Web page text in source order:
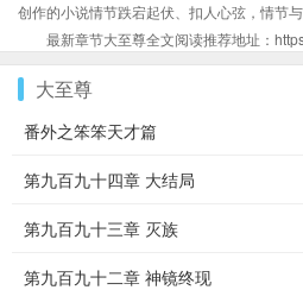
创作的小说情节跌宕起伏、扣人心弦，情节与
最新章节大至尊全文阅读推荐地址：
大至尊
番外之笨笨天才篇
第九百九十四章 大结局
第九百九十三章 灭族
第九百九十二章 神镜终现